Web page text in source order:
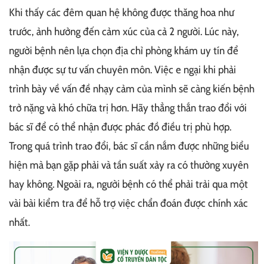
Khi thấy các đêm quan hệ không được thăng hoa như
trước, ảnh hưởng đến cảm xúc của cả 2 người. Lúc này,
người bệnh nên lựa chọn địa chỉ phòng khám uy tín để
nhận được sự tư vấn chuyên môn. Việc e ngại khi phải
trình bày về vấn đề nhạy cảm của mình sẽ càng kiến bệnh
trở nặng và khó chữa trị hơn. Hãy thẳng thắn trao đổi với
bác sĩ để có thể nhận được phác đồ điều trị phù hợp.
Trong quá trình trao đổi, bác sĩ cần nắm được những biểu
hiện mà bạn gặp phải và tần suất xảy ra có thường xuyên
hay không. Ngoài ra, người bệnh có thể phải trải qua một
vài bài kiểm tra để hỗ trợ việc chẩn đoán được chính xác
nhất.